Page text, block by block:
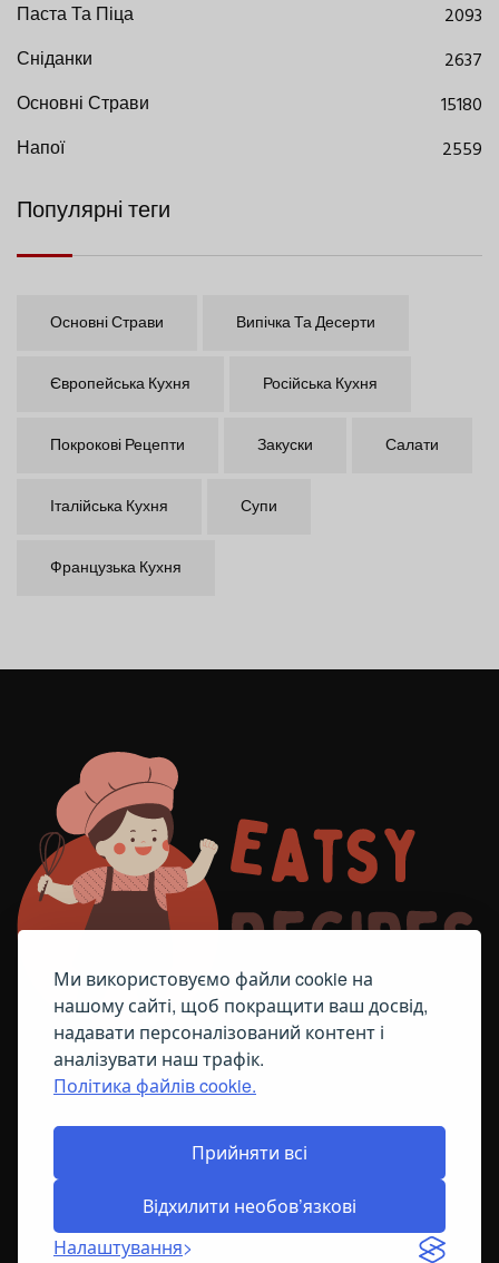
Ми використовуємо файли cookie на
нашому сайті, щоб покращити ваш досвід,
надавати персоналізований контент і
аналізувати наш трафік.
Політика файлів cookie.
Прийняти всі
Відхилити необов’язкові
Налаштування
Паста Та Піца
2093
Сніданки
2637
Основні Страви
15180
Напої
2559
Популярні теги
Основні Страви Випічка Та Десерти
Європейська Кухня Російська Кухня
Покрокові Рецепти Закуски Салати
Італійська Кухня Супи
Французька Кухня
ПОЛІТИКА ЩОДО ФАЙЛІВ COOKIE
© All Right Reserved2026